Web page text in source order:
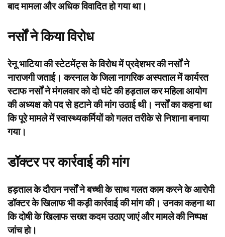
बाद मामला और अधिक विवादित हो गया था।
नर्सों ने किया विरोध
रेनू भाटिया की स्टेटमेंट्स के विरोध में प्रदेशभर की नर्सों ने
नाराजगी जताई। करनाल के जिला नागरिक अस्पताल में कार्यरत
स्टाफ नर्सों ने मंगलवार को दो घंटे की हड़ताल कर महिला आयोग
की अध्यक्ष को पद से हटाने की मांग उठाई थी। नर्सों का कहना था
कि पूरे मामले में स्वास्थ्यकर्मियों को गलत तरीके से निशाना बनाया
गया।
डॉक्टर पर कार्रवाई की मांग
हड़ताल के दौरान नर्सों ने बच्ची के साथ गलत काम करने के आरोपी
डॉक्टर के खिलाफ भी कड़ी कार्रवाई की मांग की। उनका कहना था
कि दोषी के खिलाफ सख्त कदम उठाए जाएं और मामले की निष्पक्ष
जांच हो।